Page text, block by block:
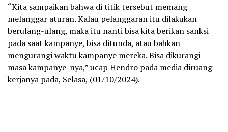
“Kita sampaikan bahwa di titik tersebut memang
melanggar aturan. Kalau pelanggaran itu dilakukan
berulang-ulang, maka itu nanti bisa kita berikan sanksi
pada saat kampanye, bisa ditunda, atau bahkan
mengurangi waktu kampanye mereka. Bisa dikurangi
masa kampanye-nya,” ucap Hendro pada media diruang
kerjanya pada, Selasa, (01/10/2024).